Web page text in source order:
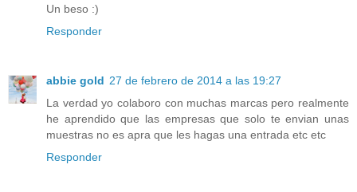
Un beso :)
Responder
abbie gold 27 de febrero de 2014 a las 19:27
La verdad yo colaboro con muchas marcas pero realmente
he aprendido que las empresas que solo te envian unas
muestras no es apra que les hagas una entrada etc etc
Responder